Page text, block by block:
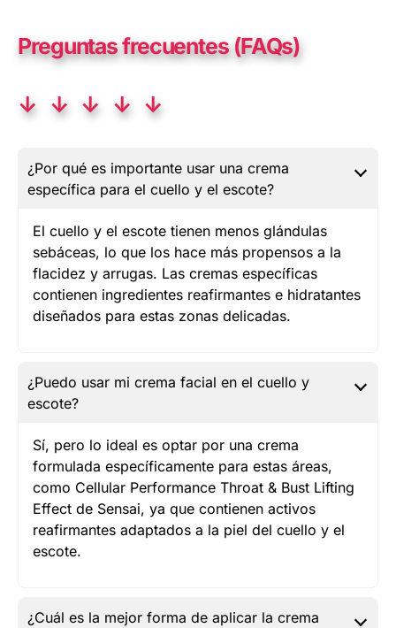
Preguntas frecuentes (FAQs)
↓ ↓ ↓ ↓ ↓
¿Por qué es importante usar una crema
específica para el cuello y el escote?
El cuello y el escote tienen menos glándulas
sebáceas, lo que los hace más propensos a la
flacidez y arrugas. Las cremas específicas
contienen ingredientes reafirmantes e hidratantes
diseñados para estas zonas delicadas.
¿Puedo usar mi crema facial en el cuello y
escote?
Sí, pero lo ideal es optar por una crema
formulada específicamente para estas áreas,
como Cellular Performance Throat & Bust Lifting
Effect de Sensai, ya que contienen activos
reafirmantes adaptados a la piel del cuello y el
escote.
¿Cuál es la mejor forma de aplicar la crema